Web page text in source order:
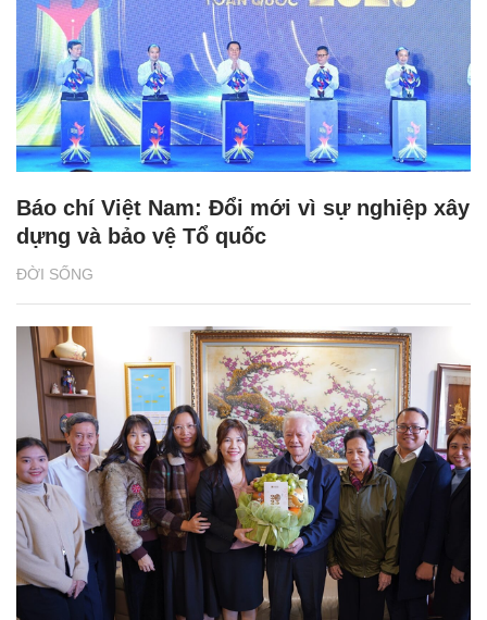
ĐỜI SỐNG
Báo chí Việt Nam: Đổi mới vì sự nghiệp xây
dựng và bảo vệ Tổ quốc